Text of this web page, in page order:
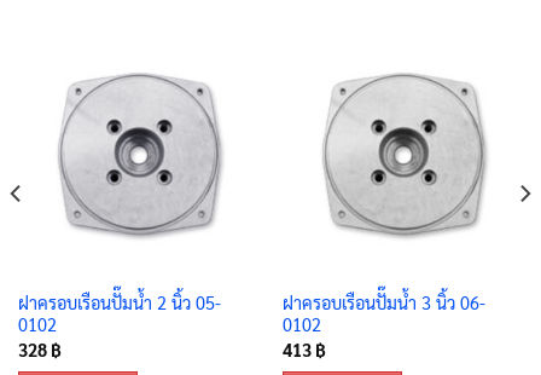
ฝาครอบเรือนปั๊มน้ำ 2 นิ้ว 05-
0102
328 ฿
ฝาครอบเรือนปั๊มน้ำ 3 นิ้ว 06-
0102
413 ฿